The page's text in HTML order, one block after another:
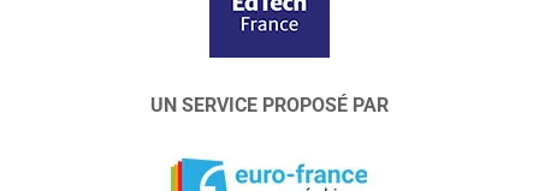
UN SERVICE PROPOSÉ PAR